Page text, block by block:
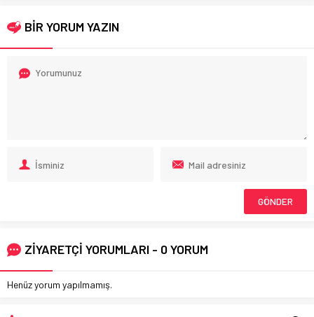
BİR YORUM YAZIN
ZİYARETÇİ YORUMLARI - 0 YORUM
Henüz yorum yapılmamış.